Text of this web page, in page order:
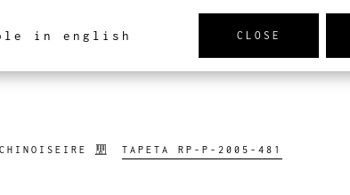
PRODUKTY
CHINOISEIRE TAPETA RP-P-2005-481
in english CLOSE